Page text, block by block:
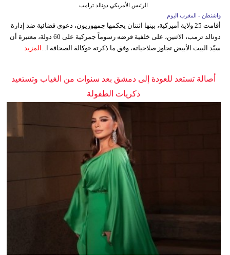
الرئيس الأمريكي دونالد ترامب
واشنطن - المغرب اليوم
أقامت 25 ولاية أميركية، بينها اثنتان يحكمها جمهوريون، دعوى قضائية ضد إدارة
دونالد ترمب، الاثنين، على خلفية فرضه رسوماً جمركية على 60 دولة، معتبرة أن
سيّد البيت الأبيض تجاوز صلاحياته، وفق ما ذكرته «وكالة الصحافة ا...
المزيد
أصالة تستعد للعودة إلى دمشق بعد سنوات من الغياب وتستعيد
ذكريات الطفولة